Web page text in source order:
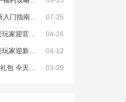
07-25
04-26
04-12
03-29